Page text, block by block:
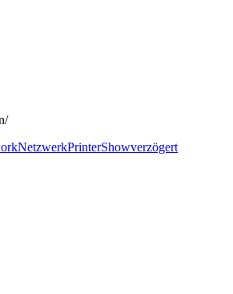
NetzwerkPrinterShowverzögert